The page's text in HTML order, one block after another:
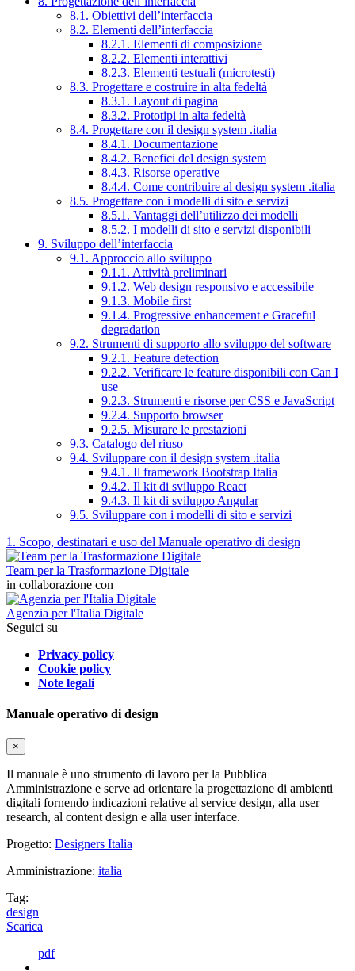
8.1. Obiettivi dell’interfaccia
8.2. Elementi dell’interfaccia
8.2.1. Elementi di composizione
8.2.2. Elementi interattivi
8.2.3. Elementi testuali (microtesti)
8.3. Progettare e costruire in alta fedeltà
8.3.1. Layout di pagina
8.3.2. Prototipi in alta fedeltà
8.4. Progettare con il design system .italia
8.4.1. Documentazione
8.4.2. Benefici del design system
8.4.3. Risorse operative
8.4.4. Come contribuire al design system .italia
8.5. Progettare con i modelli di sito e servizi
8.5.1. Vantaggi dell’utilizzo dei modelli
8.5.2. I modelli di sito e servizi disponibili
9. Sviluppo dell’interfaccia
9.1. Approccio allo sviluppo
9.1.1. Attività preliminari
9.1.2. Web design responsivo e accessibile
9.1.3. Mobile first
9.1.4. Progressive enhancement e Graceful
degradation
9.2. Strumenti di supporto allo sviluppo del software
9.2.1. Feature detection
9.2.2. Verificare le feature disponibili con Can I
use
9.2.3. Strumenti e risorse per CSS e JavaScript
9.2.4. Supporto browser
9.2.5. Misurare le prestazioni
9.3. Catalogo del riuso
9.4. Sviluppare con il design system .italia
9.4.1. Il framework Bootstrap Italia
9.4.2. Il kit di sviluppo React
9.4.3. Il kit di sviluppo Angular
9.5. Sviluppare con i modelli di sito e servizi
1. Scopo, destinatari e uso del Manuale operativo di design
Team per la Trasformazione Digitale
in collaborazione con
Agenzia per l'Italia Digitale
Seguici su
Privacy policy
Cookie policy
Note legali
Manuale operativo di design
×
Il manuale è uno strumento di lavoro per la Pubblica
Amministrazione e serve ad orientare la progettazione di ambienti
digitali fornendo indicazioni relative al service design, alla user
research, al content design e alla user interface.
Progetto: Designers Italia
Amministrazione: italia
Tag:
design
Scarica
pdf